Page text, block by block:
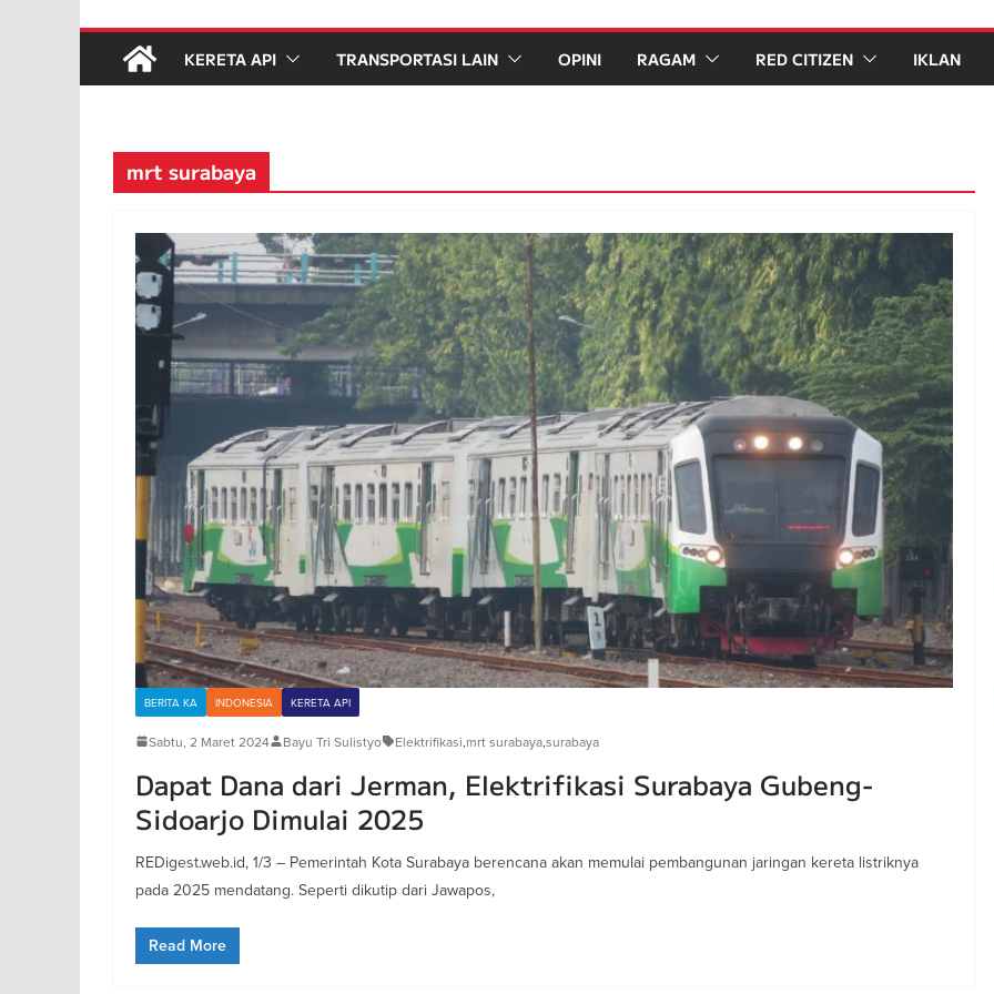
KERETA API TRANSPORTASI LAIN OPINI RAGAM RED CITIZEN IKLAN
mrt surabaya
BERITA KA INDONESIA KERETA API
Sabtu, 2 Maret 2024 Bayu Tri Sulistyo Elektrifikasi,mrt surabaya,surabaya
Dapat Dana dari Jerman, Elektrifikasi Surabaya Gubeng-
Sidoarjo Dimulai 2025
REDigest.web.id, 1/3 – Pemerintah Kota Surabaya berencana akan memulai pembangunan jaringan kereta listriknya
pada 2025 mendatang. Seperti dikutip dari Jawapos,
Read More